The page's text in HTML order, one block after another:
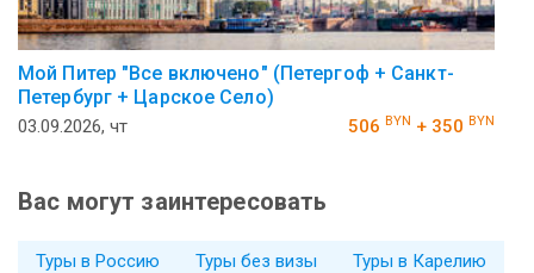
Мой Питер "Все включено" (Петергоф + Санкт-
Петербург + Царское Село)
03.09.2026, чт 506 BYN + 350 BYN
Вас могут заинтересовать
Туры в Россию Туры без визы
Туры в Карелию